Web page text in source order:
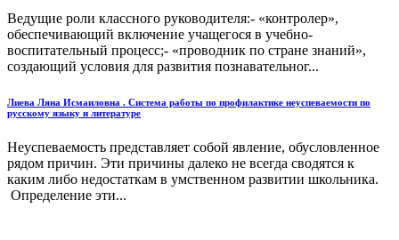
Ведущие роли классного руководителя:- «контролер»,
обеспечивающий включение учащегося в учебно-
воспитательный процесс;- «проводник по стране знаний»,
создающий условия для развития познавательног...
Лиева Ляна Исмаиловна . Система работы по профилактике неуспеваемости по
русскому языку и литературе
Неуспеваемость представляет собой явление, обусловленное
рядом причин. Эти причины далеко не всегда сводятся к
каким либо недостаткам в умственном развитии школьника.
Определение эти...